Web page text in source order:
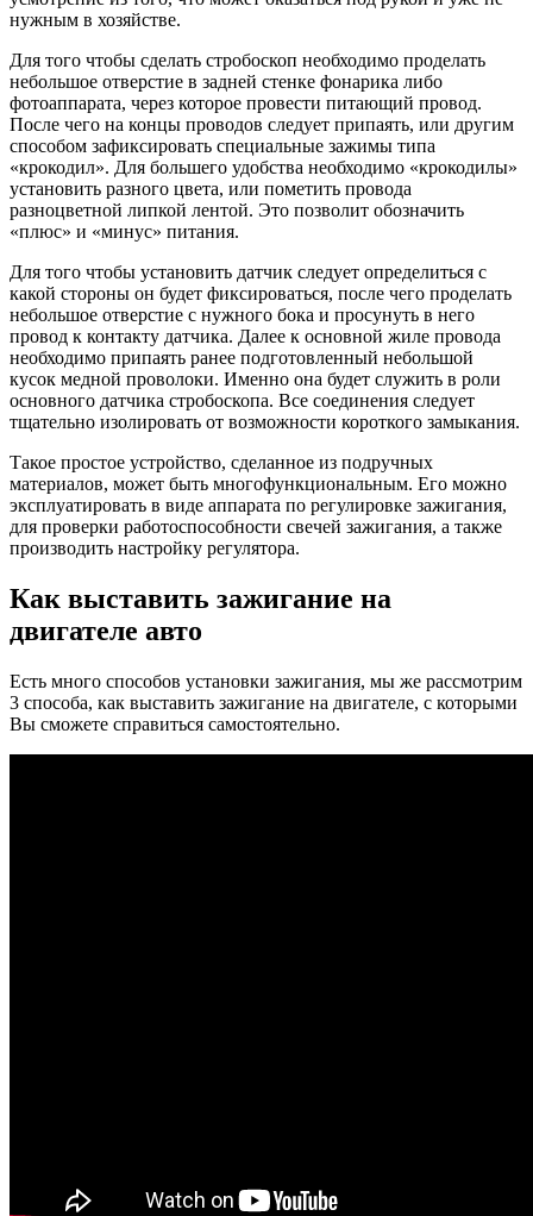
нужным в хозяйстве.
Для того чтобы сделать стробоскоп необходимо проделать
небольшое отверстие в задней стенке фонарика либо
фотоаппарата, через которое провести питающий провод.
После чего на концы проводов следует припаять, или другим
способом зафиксировать специальные зажимы типа
«крокодил». Для большего удобства необходимо «крокодилы»
установить разного цвета, или пометить провода
разноцветной липкой лентой. Это позволит обозначить
«плюс» и «минус» питания.
Для того чтобы установить датчик следует определиться с
какой стороны он будет фиксироваться, после чего проделать
небольшое отверстие с нужного бока и просунуть в него
провод к контакту датчика. Далее к основной жиле провода
необходимо припаять ранее подготовленный небольшой
кусок медной проволоки. Именно она будет служить в роли
основного датчика стробоскопа. Все соединения следует
тщательно изолировать от возможности короткого замыкания.
Такое простое устройство, сделанное из подручных
материалов, может быть многофункциональным. Его можно
эксплуатировать в виде аппарата по регулировке зажигания,
для проверки работоспособности свечей зажигания, а также
производить настройку регулятора.
Как выставить зажигание на
двигателе авто
Есть много способов установки зажигания, мы же рассмотрим
3 способа, как выставить зажигание на двигателе, с которыми
Вы сможете справиться самостоятельно.